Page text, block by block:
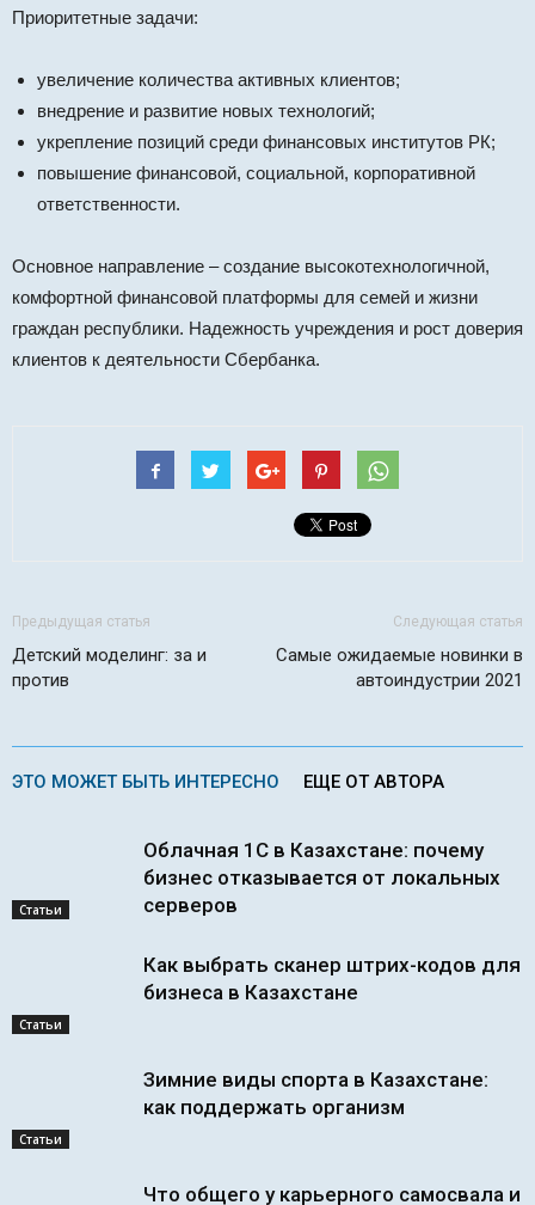
Приоритетные задачи:
увеличение количества активных клиентов;
внедрение и развитие новых технологий;
укрепление позиций среди финансовых институтов РК;
повышение финансовой, социальной, корпоративной
ответственности.
Основное направление – создание высокотехнологичной,
комфортной финансовой платформы для семей и жизни
граждан республики. Надежность учреждения и рост доверия
клиентов к деятельности Сбербанка.
Предыдущая статья
Детский моделинг: за и
против
Следующая статья
Самые ожидаемые новинки в
автоиндустрии 2021
ЭТО МОЖЕТ БЫТЬ ИНТЕРЕСНО ЕЩЕ ОТ АВТОРА
Статьи
Облачная 1С в Казахстане: почему
бизнес отказывается от локальных
серверов
Статьи
Как выбрать сканер штрих-кодов для
бизнеса в Казахстане
Статьи
Зимние виды спорта в Казахстане:
как поддержать организм
Что общего у карьерного самосвала и